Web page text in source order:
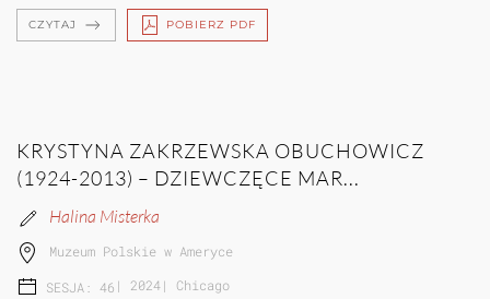
CZYTAJ POBIERZ PDF
KRYSTYNA ZAKRZEWSKA OBUCHOWICZ
(1924-2013) – DZIEWCZĘCE MAR...
Halina Misterka
Muzeum Polskie w Ameryce
SESJA: 46 | 2024| Chicago